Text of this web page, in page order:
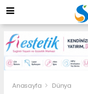
Anasayfa Dünya